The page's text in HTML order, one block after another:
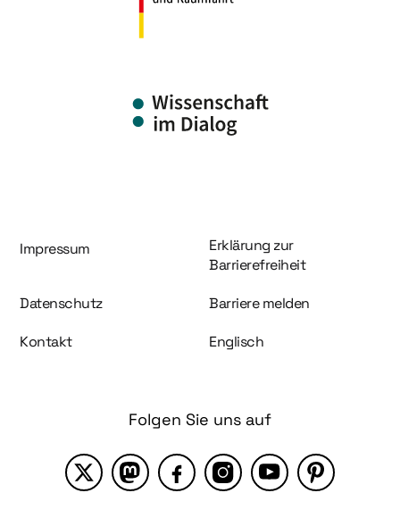
Information und Service
Impressum
Erklärung zur
Barrierefreiheit
Datenschutz Barriere melden
Kontakt Englisch
Folgen Sie uns auf